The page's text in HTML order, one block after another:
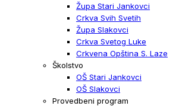
Župa Stari Jankovci
Crkva Svih Svetih
Župa Slakovci
Crkva Svetog Luke
Crkvena Opština S. Laze
Školstvo
OŠ Stari Jankovci
OŠ Slakovci
Provedbeni program